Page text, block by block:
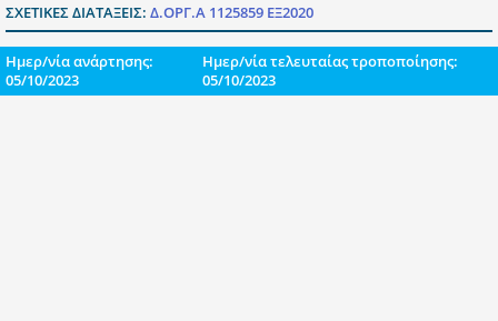
ΣΧΕΤΙΚΕΣ ΔΙΑΤΑΞΕΙΣ: Δ.ΟΡΓ.Α 1125859 ΕΞ2020
Ημερ/νία ανάρτησης:
05/10/2023
Ημερ/νία τελευταίας τροποποίησης:
05/10/2023